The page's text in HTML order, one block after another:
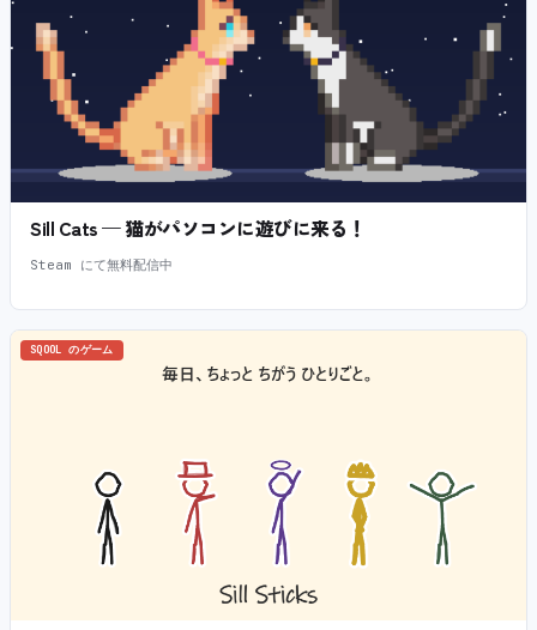
Sill Cats — 猫がパソコンに遊びに来る！
Steam にて無料配信中
SQOOL のゲーム